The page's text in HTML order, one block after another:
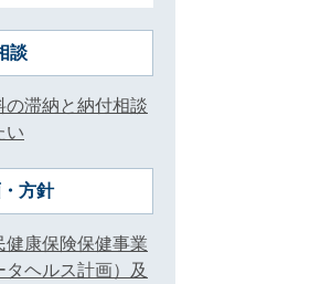
談
の滞納と納付相談
い
方針
健康保険保健事業
ヘルス計画）及